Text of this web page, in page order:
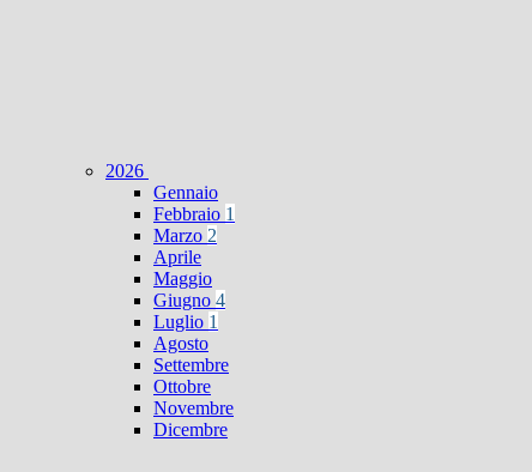
2026
Gennaio
Febbraio 1
Marzo 2
Aprile
Maggio
Giugno 4
Luglio 1
Agosto
Settembre
Ottobre
Novembre
Dicembre